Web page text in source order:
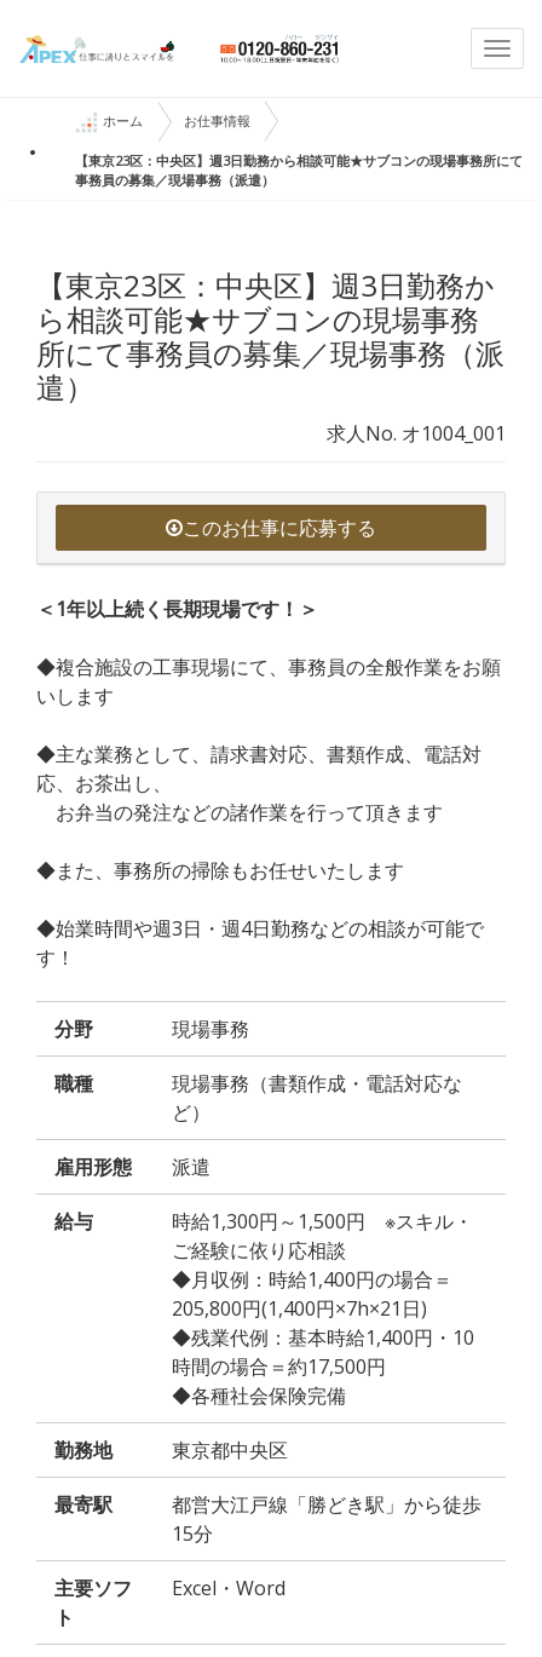
ホーム お仕事情報
【東京23区：中央区】週3日勤務から相談可能★サブコンの現場事務所にて
事務員の募集／現場事務（派遣）
【東京23区：中央区】週3日勤務か
ら相談可能★サブコンの現場事務
所にて事務員の募集／現場事務（派
遣）
求人No. オ1004_001
このお仕事に応募する
＜1年以上続く長期現場です！＞
◆複合施設の工事現場にて、事務員の全般作業をお願
いします
◆主な業務として、請求書対応、書類作成、電話対
応、お茶出し、
お弁当の発注などの諸作業を行って頂きます
◆また、事務所の掃除もお任せいたします
◆始業時間や週3日・週4日勤務などの相談が可能で
す！
分野 現場事務
職種
現場事務（書類作成・電話対応な
ど）
雇用形態 派遣
給与
時給1,300円～1,500円 ※スキル・
ご経験に依り応相談
◆月収例：時給1,400円の場合＝
205,800円(1,400円×7h×21日)
◆残業代例：基本時給1,400円・10
時間の場合＝約17,500円
◆各種社会保険完備
勤務地 東京都中央区
最寄駅
都営大江戸線「勝どき駅」から徒歩
15分
主要ソフ
ト
Excel・Word